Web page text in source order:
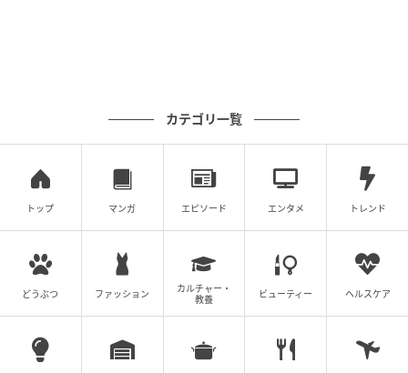
カテゴリ一覧
トップ マンガ エピソード エンタメ トレンド
どうぶつ ファッション
カルチャー・
教養
ビューティー ヘルスケア